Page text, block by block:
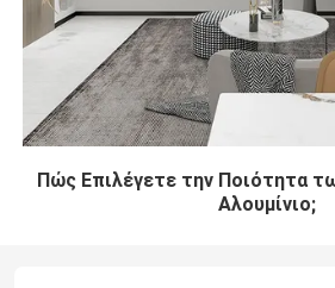
Πώς Επιλέγετε την Ποιότητα
Αλουμίνιο;